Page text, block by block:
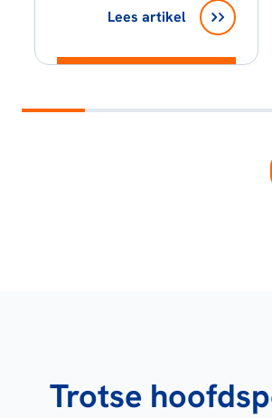
Lees artikel
Trotse